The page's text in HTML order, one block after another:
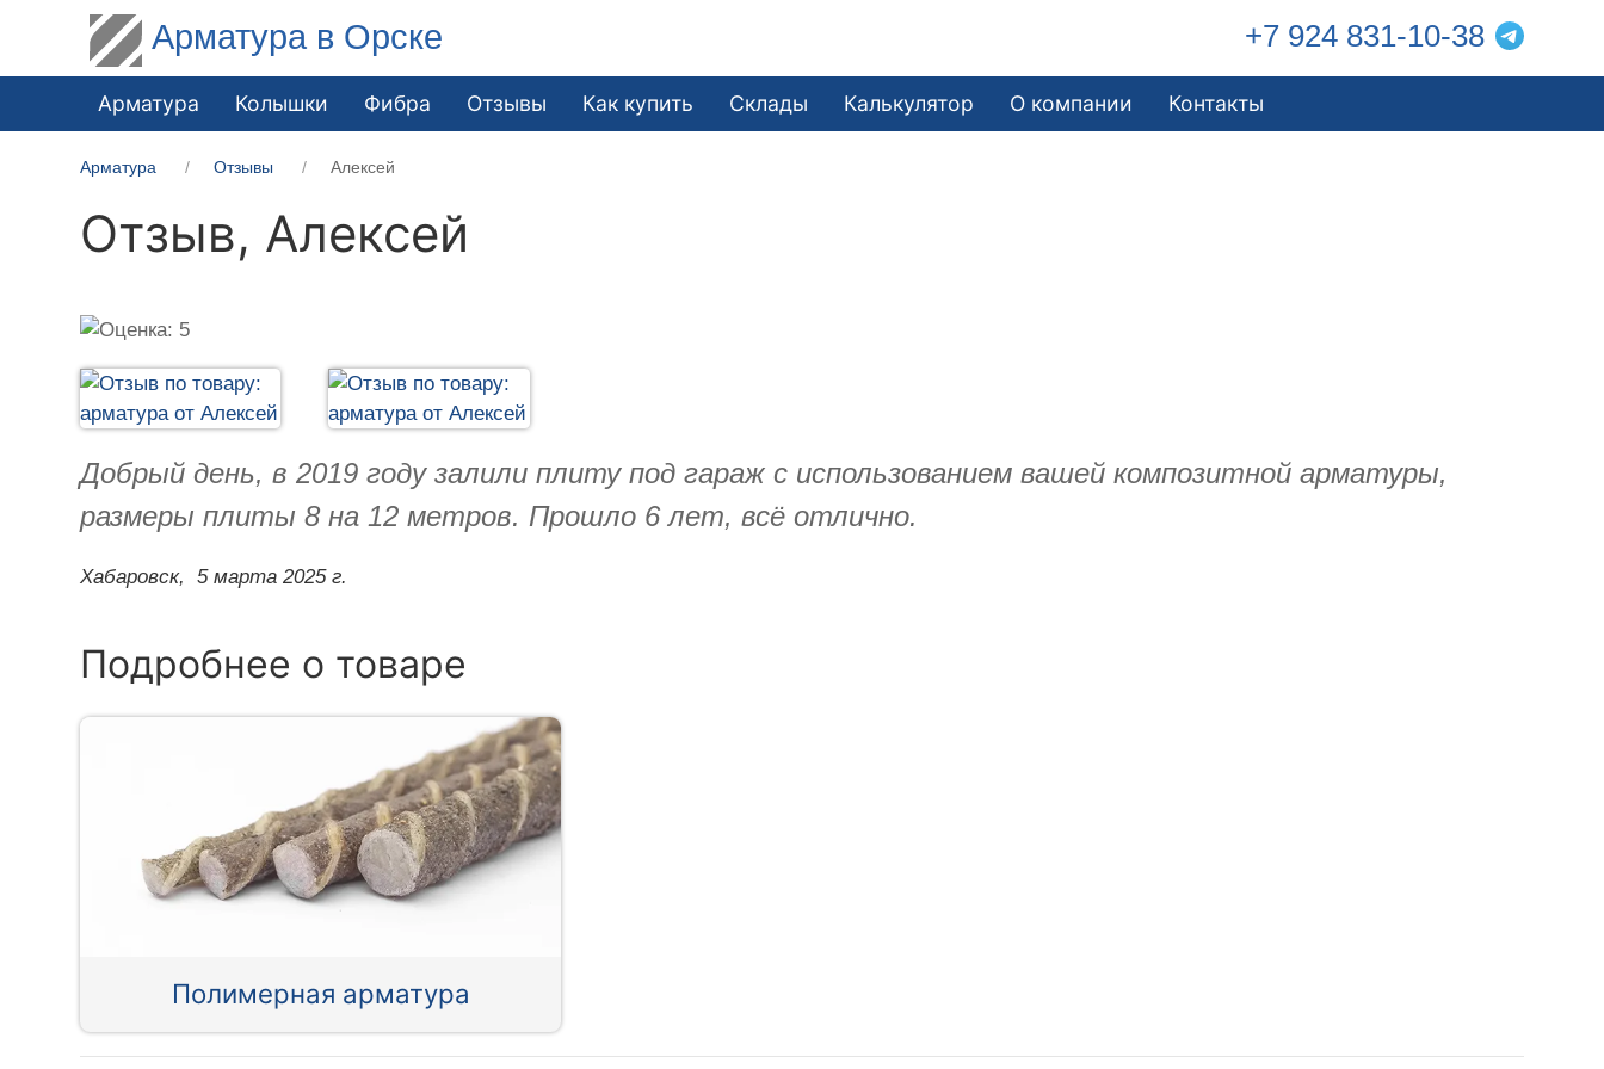
Арматура в Орске +7 924 831-10-38
Арматура Колышки Фибра Отзывы Как купить Склады Калькулятор О компании Контакты
Арматура Отзывы Алексей
Отзыв, Алексей
Добрый день, в 2019 году залили плиту под гараж с использованием вашей композитной арматуры,
размеры плиты 8 на 12 метров. Прошло 6 лет, всё отлично.
Хабаровск, 5 марта 2025 г.
Подробнее о товаре
Полимерная арматура